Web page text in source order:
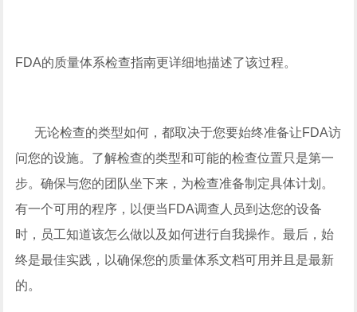
FDA的质量体系检查指南更详细地描述了该过程。
无论检查的类型如何，都取决于您要始终准备让FDA访
问您的设施。了解检查的类型和可能的检查位置只是第一
步。确保与您的团队坐下来，为检查准备制定具体计划。
有一个可用的程序，以便当FDA调查人员到达您的设备
时，员工知道该怎么做以及如何进行自我操作。最后，始
终是最佳实践，以确保您的质量体系文档可用并且是最新
的。